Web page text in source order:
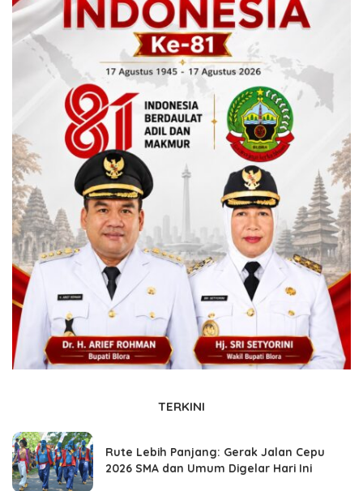
TERKINI
Rute Lebih Panjang: Gerak Jalan Cepu
2026 SMA dan Umum Digelar Hari Ini